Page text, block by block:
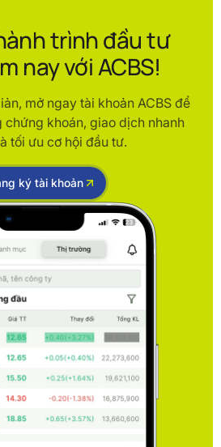
trình đầu tư
nay với ACBS!
mở ngay tài khoản ACBS để
khoán, giao dịch nhanh
tối ưu cơ hội đầu tư.
ký tài khoản